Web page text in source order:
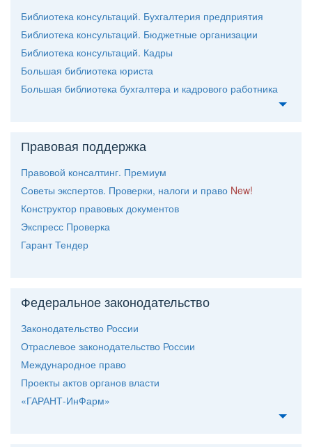
Библиотека консультаций. Бухгалтерия предприятия
Библиотека консультаций. Бюджетные организации
Библиотека консультаций. Кадры
Большая библиотека юриста
Большая библиотека бухгалтера и кадрового работника
Правовая поддержка
Правовой консалтинг. Премиум
Советы экспертов. Проверки, налоги и право New!
Конструктор правовых документо
Экспресс Проверка
Гарант Тендер
Федеральное законодательство
Законодательство России
Отраслевое законодательство России
Международное право
Проекты актов органов власти
«ГАРАНТ-ИнФарм»